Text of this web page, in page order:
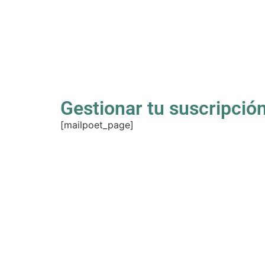
Gestionar tu
[mailpoet_page]